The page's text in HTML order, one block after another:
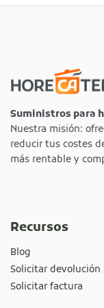
Suministros para
Nuestra misión:
reducir tus costes
más rentable y
Recursos
Blog
Solicitar devolución
Solicitar factura